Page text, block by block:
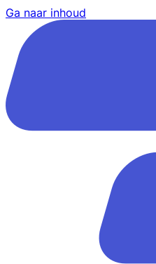
Ga naar inhoud